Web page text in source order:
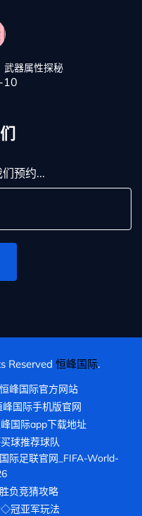
武器属性探秘
10
预约...
Reserved 恒峰国际.
恒峰国际官方网站
峰国际手机版官网
国际app下载地址
球推荐球队
际足联官网_FIFA-World-
负竞猜攻略
◇冠亚军玩法